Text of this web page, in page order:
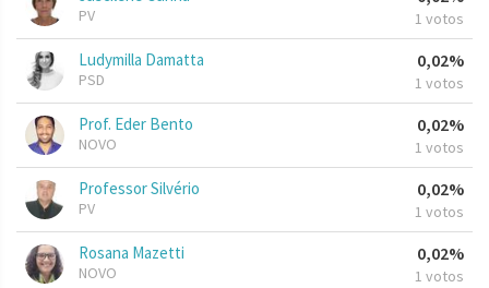
PV 1 votos
Ludymilla Damatta
PSD
0,02%
1 votos
Prof. Eder Bento
NOVO
0,02%
1 votos
Professor Silvério
PV
0,02%
1 votos
Rosana Mazetti
NOVO
0,02%
1 votos